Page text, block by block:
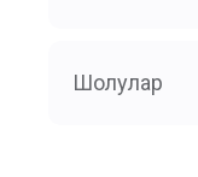
Шолулар